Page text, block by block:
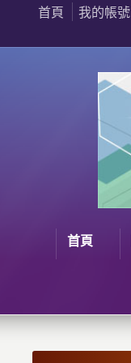
首頁 我的帳號
首頁